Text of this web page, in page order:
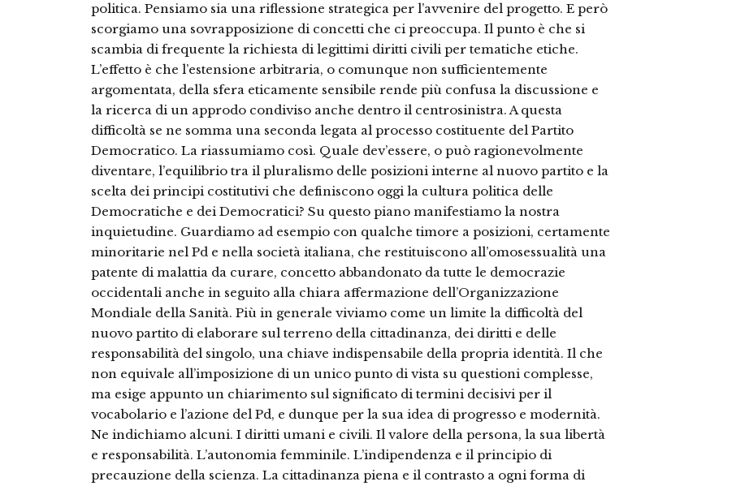
politica. Pensiamo sia una riflessione strategica per l’avvenire del progetto. E però
scorgiamo una sovrapposizione di concetti che ci preoccupa. Il punto è che si
scambia di frequente la richiesta di legittimi diritti civili per tematiche etiche.
L’effetto è che l’estensione arbitraria, o comunque non sufficientemente
argomentata, della sfera eticamente sensibile rende più confusa la discussione e
la ricerca di un approdo condiviso anche dentro il centrosinistra. A questa
difficoltà se ne somma una seconda legata al processo costituente del Partito
Democratico. La riassumiamo così. Quale dev’essere, o può ragionevolmente
diventare, l’equilibrio tra il pluralismo delle posizioni interne al nuovo partito e la
scelta dei principi costitutivi che definiscono oggi la cultura politica delle
Democratiche e dei Democratici? Su questo piano manifestiamo la nostra
inquietudine. Guardiamo ad esempio con qualche timore a posizioni, certamente
minoritarie nel Pd e nella società italiana, che restituiscono all’omosessualità una
patente di malattia da curare, concetto abbandonato da tutte le democrazie
occidentali anche in seguito alla chiara affermazione dell’Organizzazione
Mondiale della Sanità. Più in generale viviamo come un limite la difficoltà del
nuovo partito di elaborare sul terreno della cittadinanza, dei diritti e delle
responsabilità del singolo, una chiave indispensabile della propria identità. Il che
non equivale all’imposizione di un unico punto di vista su questioni complesse,
ma esige appunto un chiarimento sul significato di termini decisivi per il
vocabolario e l’azione del Pd, e dunque per la sua idea di progresso e modernità.
Ne indichiamo alcuni. I diritti umani e civili. Il valore della persona, la sua libertà
e responsabilità. L’autonomia femminile. L’indipendenza e il principio di
precauzione della scienza. La cittadinanza piena e il contrasto a ogni forma di